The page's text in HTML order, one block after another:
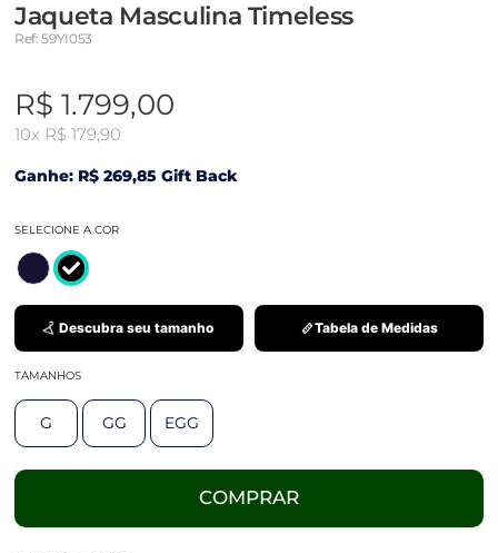
Jaqueta Masculina Timeless
Ref: 59YI053
R$ 1.799,00
10x R$ 179,90
Ganhe: R$ 269,85 Gift Back
SELECIONE A COR
Descubra seu tamanho Tabela de Medidas
TAMANHOS
G GG EGG
COMPRAR